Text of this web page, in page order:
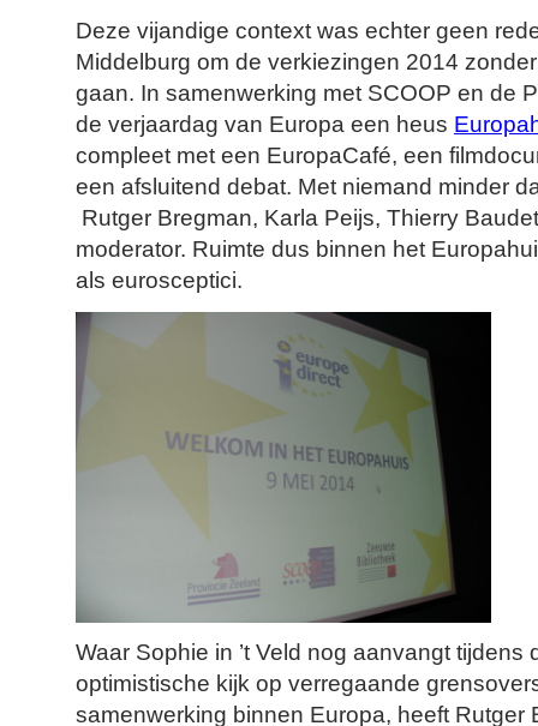
Deze vijandige context was echter geen
Middelburg om de verkiezingen 2014
gaan. In samenwerking met SCOOP en de
de verjaardag van Europa een heus
compleet met een EuropaCafé, een
een afsluitend debat. Met niemand minder
Rutger Bregman, Karla Peijs, Thierry
moderator. Ruimte dus binnen het
als eurosceptici.
Waar Sophie in ’t Veld nog aanvangt tijdens
optimistische kijk op verregaande
samenwerking binnen Europa, heeft Rutger